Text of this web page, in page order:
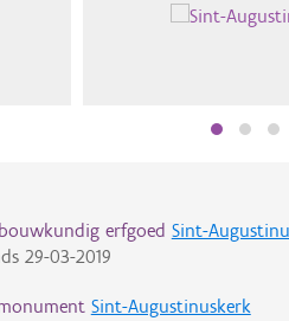
erfgoed Sint-
29-03-2019
Sint-Augustinuskerk